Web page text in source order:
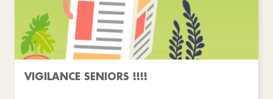
VIGILANCE SENIORS !!!!